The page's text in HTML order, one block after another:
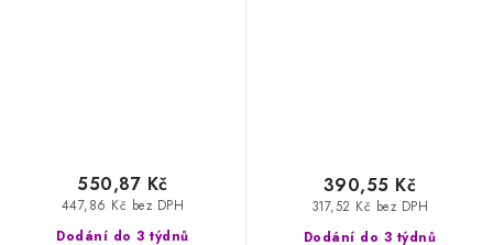
Dodání do 3 týdnů
447,86 Kč bez DPH
550,87 Kč
Dodání do 3 týdnů
317,52 Kč bez DPH
390,55 Kč